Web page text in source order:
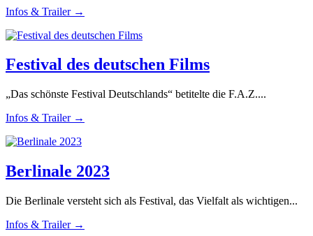
Infos & Trailer →
Festival des deutschen Films
„Das schönste Festival Deutschlands“ betitelte die F.A.Z....
Infos & Trailer →
Berlinale 2023
Die Berlinale versteht sich als Festival, das Vielfalt als wichtigen...
Infos & Trailer →